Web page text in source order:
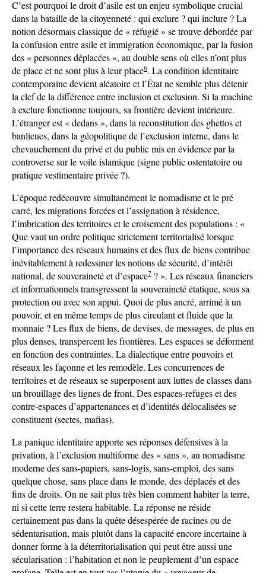
C’est pourquoi le droit d’asile est un enjeu symbolique crucial
dans la bataille de la citoyenneté : qui exclure ? qui inclure ? La
notion désormais classique de « réfugié » se trouve débordée par
la confusion entre asile et immigration économique, par la fusion
des « personnes déplacées », au double sens où elles n’ont plus
de place et ne sont plus à leur place6. La condition identitaire
contemporaine devient aléatoire et l’État ne semble plus détenir
la clef de la différence entre inclusion et exclusion. Si la machine
à exclure fonctionne toujours, sa frontière devient intérieure.
L’étranger est « dedans », dans la reconstitution des ghettos et
banlieues, dans la géopolitique de l’exclusion interne, dans le
chevauchement du privé et du public mis en évidence par la
controverse sur le voile islamique (signe public ostentatoire ou
pratique vestimentaire privée ?).
L’époque redécouvre simultanément le nomadisme et le pré
carré, les migrations forcées et l’assignation à résidence,
l’imbrication des territoires et le croisement des populations : «
Que vaut un ordre politique strictement territorialisé lorsque
l’importance des réseaux humains et des flux de biens contribue
inévitablement à redessiner les notions de sécurité, d’intérêt
national, de souveraineté et d’espace7 ? ». Les réseaux financiers
et informationnels transgressent la souveraineté étatique, sous sa
protection ou avec son appui. Quoi de plus ancré, arrimé à un
pouvoir, et en même temps de plus circulant et fluide que la
monnaie ? Les flux de biens, de devises, de messages, de plus en
plus denses, transpercent les frontières. Les espaces se déforment
en fonction des contraintes. La dialectique entre pouvoirs et
réseaux les façonne et les remodèle. Les concurrences de
territoires et de réseaux se superposent aux luttes de classes dans
un brouillage des lignes de front. Des espaces-refuges et des
contre-espaces d’appartenances et d’identités délocalisées se
constituent (sectes, mafias).
La panique identitaire apporte ses réponses défensives à la
privation, à l’exclusion multiforme des « sans », au nomadisme
moderne des sans-papiers, sans-logis, sans-emploi, des sans
quelque chose, sans place dans le monde, des déplacés et des
fins de droits. On ne sait plus très bien comment habiter la terre,
ni si cette terre restera habitable. La réponse ne réside
certainement pas dans la quête désespérée de racines ou de
sédentarisation, mais plutôt dans la capacité encore incertaine à
donner forme à la déterritorialisation qui peut être aussi une
sécularisation : l’habitation et non le peuplement d’un espace